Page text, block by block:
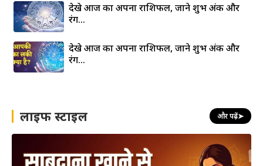
देखे आज का अपना राशिफल, जाने शुभ अंक और
रंग…
देखे आज का अपना राशिफल, जाने शुभ अंक और
रंग…
लाइफ स्टाइल और पढ़ें➤